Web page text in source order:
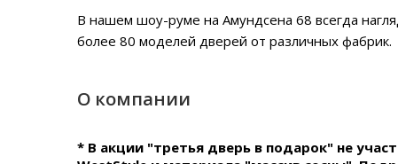
В нашем шоу-руме на Амундсена 68 всегда
более 80 моделей дверей от различных фабрик.
О компании
* В акции "третья дверь в подарок" не